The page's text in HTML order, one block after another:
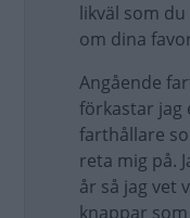
likväl som
om dina
Angående
förkastar jag
farthållare
reta mig på.
år så jag vet
knappar